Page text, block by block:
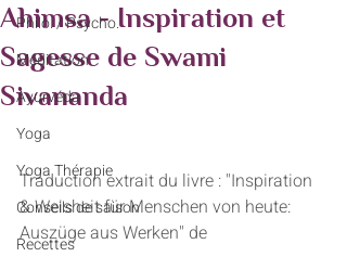
Philo. / Psycho.
Méditation
Ayurvéda
Yoga
Yoga Thérapie
Conseils de saison
Recettes
Ahimsa - Inspiration et
Sagesse de Swami
Sivananda
Traduction extrait du livre : "Inspiration
& Weisheit für Menschen von heute:
Auszüge aus Werken" de